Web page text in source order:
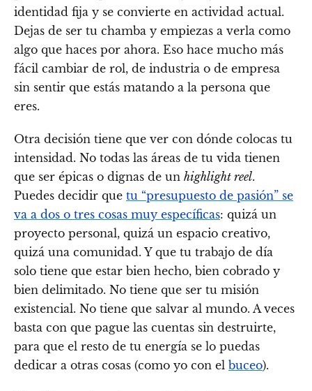
identidad fija y se convierte en actividad actual.
Dejas de ser tu chamba y empiezas a verla como
algo que haces por ahora. Eso hace mucho más
fácil cambiar de rol, de industria o de empresa
sin sentir que estás matando a la persona que
eres.
Otra decisión tiene que ver con dónde colocas tu
intensidad. No todas las áreas de tu vida tienen
que ser épicas o dignas de un highlight reel.
Puedes decidir que tu “presupuesto de pasión” se
va a dos o tres cosas muy específicas: quizá un
proyecto personal, quizá un espacio creativo,
quizá una comunidad. Y que tu trabajo de día
solo tiene que estar bien hecho, bien cobrado y
bien delimitado. No tiene que ser tu misión
existencial. No tiene que salvar al mundo. A veces
basta con que pague las cuentas sin destruirte,
para que el resto de tu energía se lo puedas
dedicar a otras cosas (como yo con el buceo).